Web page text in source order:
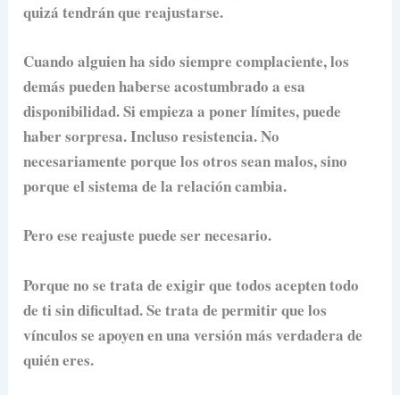
quizá tendrán que reajustarse.
Cuando alguien ha sido siempre complaciente, los
demás pueden haberse acostumbrado a esa
disponibilidad. Si empieza a poner límites, puede
haber sorpresa. Incluso resistencia. No
necesariamente porque los otros sean malos, sino
porque el sistema de la relación cambia.
Pero ese reajuste puede ser necesario.
Porque no se trata de exigir que todos acepten todo
de ti sin dificultad. Se trata de permitir que los
vínculos se apoyen en una versión más verdadera de
quién eres.